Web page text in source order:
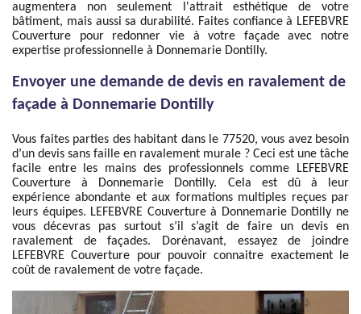
augmentera non seulement l'attrait esthétique de votre
bâtiment, mais aussi sa durabilité. Faites confiance à LEFEBVRE
Couverture pour redonner vie à votre façade avec notre
expertise professionnelle à Donnemarie Dontilly.
Envoyer une demande de devis en ravalement de
façade à Donnemarie Dontilly
Vous faites parties des habitant dans le 77520, vous avez besoin
d’un devis sans faille en ravalement murale ? Ceci est une tâche
facile entre les mains des professionnels comme LEFEBVRE
Couverture à Donnemarie Dontilly. Cela est dû à leur
expérience abondante et aux formations multiples reçues par
leurs équipes. LEFEBVRE Couverture à Donnemarie Dontilly ne
vous décevras pas surtout s’il s’agit de faire un devis en
ravalement de façades. Dorénavant, essayez de joindre
LEFEBVRE Couverture pour pouvoir connaitre exactement le
coût de ravalement de votre façade.